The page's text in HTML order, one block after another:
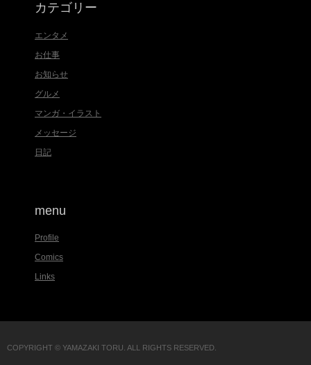
カテゴリー
エンタメ
お仕事
お知らせ
グルメ
マンガ・イラスト
メッセージ
日記
menu
Profile
Comics
Links
COPYRIGHT © YAMAZAKI TORU. ALL RIGHTS RESERVED.